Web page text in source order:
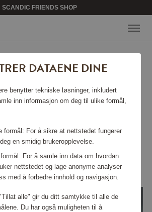
SCANDIC FRIENDS SHOP
/Personlig pleie/
5300 HX7101/02
5300
DATAENE DINE
benytter tekniske løsninger, inkludert
inn informasjon om deg til ulike formål,
formål: For å sikre at nettstedet fungerer
en smidig brukeropplevelse.
For å samle inn data om hvordan
nettstedet og lage anonyme analyser
med å forbedre innhold og navigasjon.
alle" gir du ditt samtykke til alle de
Du har også muligheten til å